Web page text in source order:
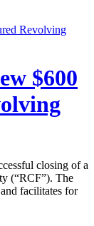
$600
closing of a
(“RCF”). The
facilitates for